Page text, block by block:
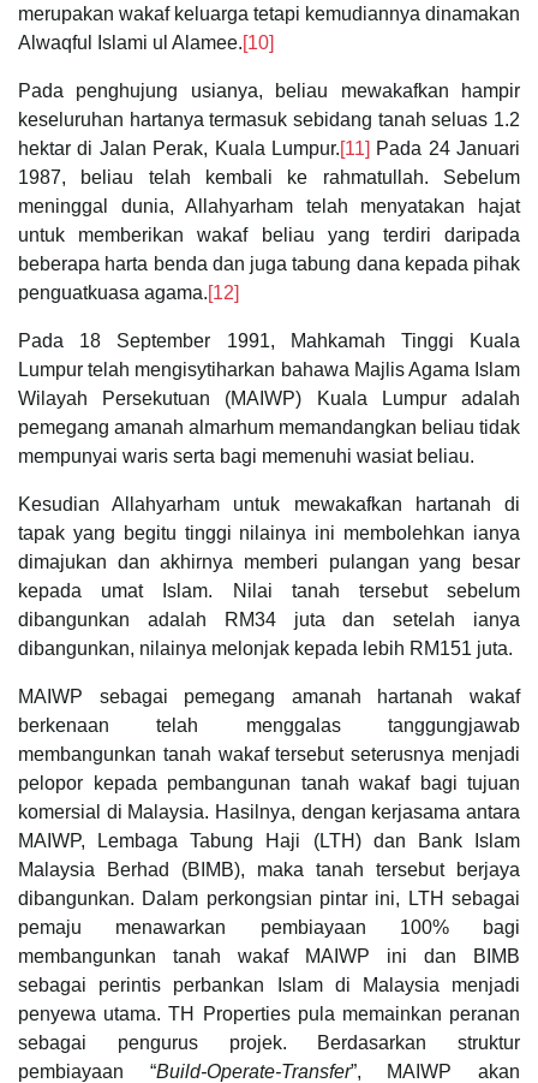
merupakan wakaf keluarga tetapi kemudiannya dinamakan
Alwaqful Islami ul Alamee.[10]
Pada penghujung usianya, beliau mewakafkan hampir
keseluruhan hartanya termasuk sebidang tanah seluas 1.2
hektar di Jalan Perak, Kuala Lumpur.[11] Pada 24 Januari
1987, beliau telah kembali ke rahmatullah. Sebelum
meninggal dunia, Allahyarham telah menyatakan hajat
untuk memberikan wakaf beliau yang terdiri daripada
beberapa harta benda dan juga tabung dana kepada pihak
penguatkuasa agama.[12]
Pada 18 September 1991, Mahkamah Tinggi Kuala
Lumpur telah mengisytiharkan bahawa Majlis Agama Islam
Wilayah Persekutuan (MAIWP) Kuala Lumpur adalah
pemegang amanah almarhum memandangkan beliau tidak
mempunyai waris serta bagi memenuhi wasiat beliau.
Kesudian Allahyarham untuk mewakafkan hartanah di
tapak yang begitu tinggi nilainya ini membolehkan ianya
dimajukan dan akhirnya memberi pulangan yang besar
kepada umat Islam. Nilai tanah tersebut sebelum
dibangunkan adalah RM34 juta dan setelah ianya
dibangunkan, nilainya melonjak kepada lebih RM151 juta.
MAIWP sebagai pemegang amanah hartanah wakaf
berkenaan telah menggalas tanggungjawab
membangunkan tanah wakaf tersebut seterusnya menjadi
pelopor kepada pembangunan tanah wakaf bagi tujuan
komersial di Malaysia. Hasilnya, dengan kerjasama antara
MAIWP, Lembaga Tabung Haji (LTH) dan Bank Islam
Malaysia Berhad (BIMB), maka tanah tersebut berjaya
dibangunkan. Dalam perkongsian pintar ini, LTH sebagai
pemaju menawarkan pembiayaan 100% bagi
membangunkan tanah wakaf MAIWP ini dan BIMB
sebagai perintis perbankan Islam di Malaysia menjadi
penyewa utama. TH Properties pula memainkan peranan
sebagai pengurus projek. Berdasarkan struktur
pembiayaan “Build-Operate-Transfer”, MAIWP akan